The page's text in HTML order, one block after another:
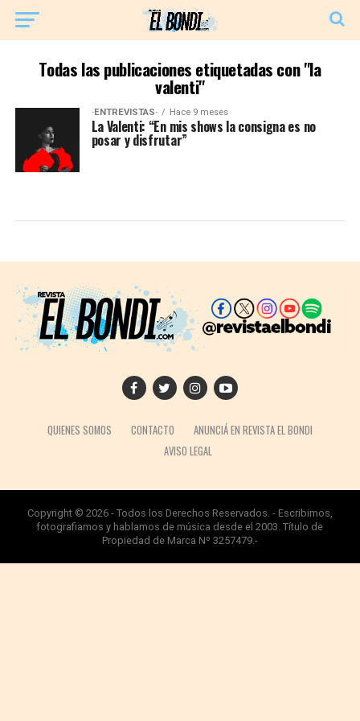
Todas las publicaciones etiquetadas con "la
valenti"
·ENTREVISTAS· Hace 9 meses
La Valenti: “En mis shows la consigna es no
posar y disfrutar”
QUIENES SOMOS CONTACTO
ANUNCIÁ EN REVISTA EL BONDI
AVISO LEGAL
Copyright © 2026 - Todos los Derechos Reservados. - Escribimos,
fotografiamos y hablamos de música desde el 2003. Título de
Propiedad de Marca Nº 3257479.-